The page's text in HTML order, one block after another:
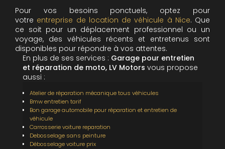
Pour vos besoins ponctuels, optez pour
votre entreprise de location de véhicule à Nice. Que
ce soit pour un déplacement professionnel ou un
voyage, des véhicules récents et entretenus sont
disponibles pour répondre à vos attentes.
En plus de ses services : Garage pour entretien
et réparation de moto, LV Motors vous propose
aussi :
Atelier de réparation mécanique tous véhicules
Bmw entretien tarif
Bon garage automobile pour réparation et entretien de
véhicule
Carrosserie voiture reparation
Debosselage sans peinture
Débosselage voiture prix